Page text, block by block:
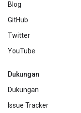
Blog
GitHub
Twitter
YouTube
Dukungan
Dukungan
Issue Tracker